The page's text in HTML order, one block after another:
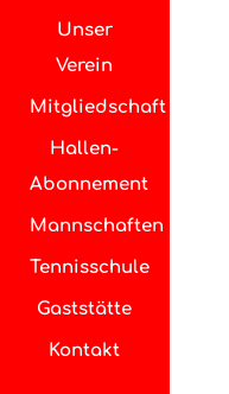
Unser
Verein
Mitgliedschaft
Hallen-
Abonnement
Mannschaften
Tennisschule
Gaststätte
Kontakt